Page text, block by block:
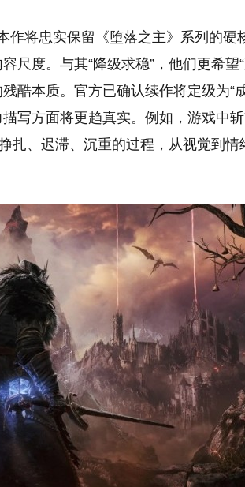
作将忠实保留《堕落之主》系列的硬
尺度。与其“降级求稳”，他们更希望
酷本质。官方已确认续作将定级为“
写方面将更趋真实。例如，游戏中
扎、迟滞、沉重的过程，从视觉到